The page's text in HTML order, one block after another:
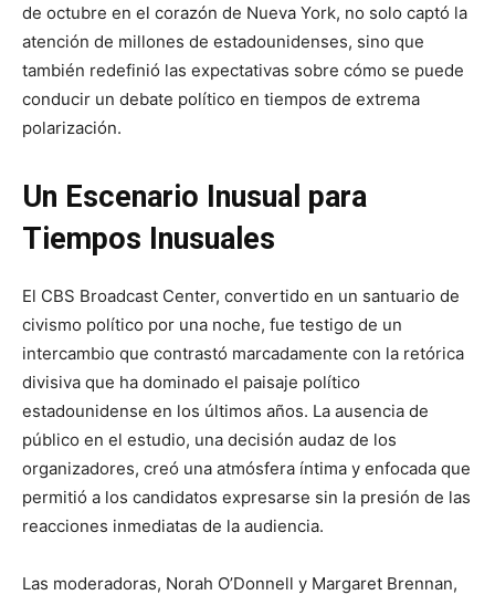
de octubre en el corazón de Nueva York, no solo captó la
atención de millones de estadounidenses, sino que
también redefinió las expectativas sobre cómo se puede
conducir un debate político en tiempos de extrema
polarización.
Un Escenario Inusual para
Tiempos Inusuales
El CBS Broadcast Center, convertido en un santuario de
civismo político por una noche, fue testigo de un
intercambio que contrastó marcadamente con la retórica
divisiva que ha dominado el paisaje político
estadounidense en los últimos años. La ausencia de
público en el estudio, una decisión audaz de los
organizadores, creó una atmósfera íntima y enfocada que
permitió a los candidatos expresarse sin la presión de las
reacciones inmediatas de la audiencia.
Las moderadoras, Norah O’Donnell y Margaret Brennan,